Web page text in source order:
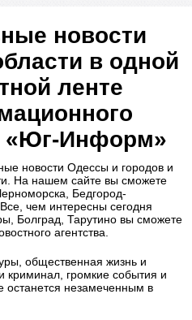
новости
в одной
ленте
«Юг-Информ»
новости Одессы и городов и
На нашем сайте вы сможете
Бедгород-
чем интересны сегодня
Болград, Тарутино вы сможете
агентства.
общественная жизнь и
криминал, громкие события и
останется незамеченным в